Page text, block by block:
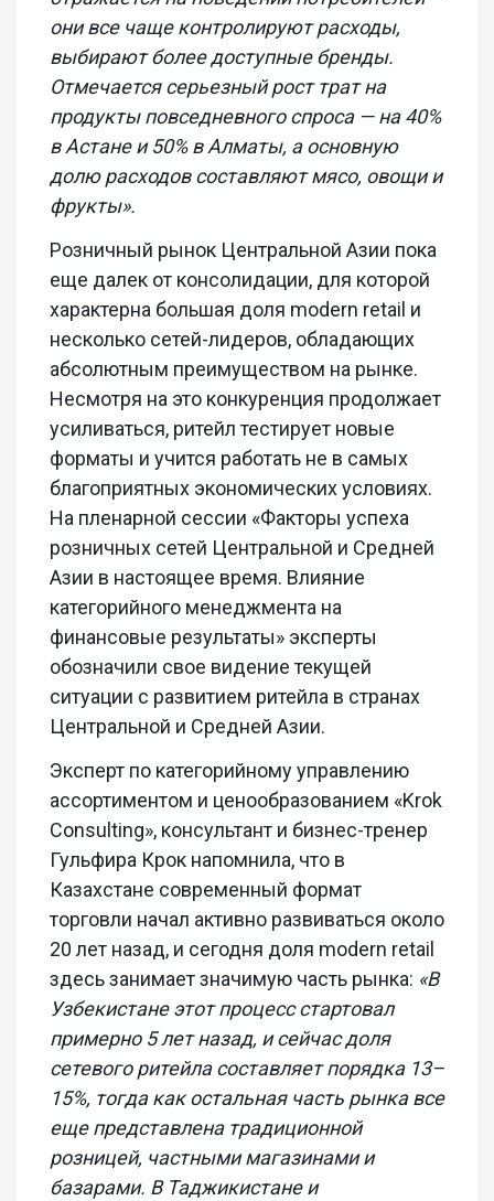
они все чаще контролируют расходы,
выбирают более доступные бренды.
Отмечается серьезный рост трат на
продукты повседневного спроса — на 40%
в Астане и 50% в Алматы, а основную
долю расходов составляют мясо, овощи и
фрукты».
Розничный рынок Центральной Азии пока
еще далек от консолидации, для которой
характерна большая доля modern retail и
несколько сетей-лидеров, обладающих
абсолютным преимуществом на рынке.
Несмотря на это конкуренция продолжает
усиливаться, ритейл тестирует новые
форматы и учится работать не в самых
благоприятных экономических условиях.
На пленарной сессии «Факторы успеха
розничных сетей Центральной и Средней
Азии в настоящее время. Влияние
категорийного менеджмента на
финансовые результаты» эксперты
обозначили свое видение текущей
ситуации с развитием ритейла в странах
Центральной и Средней Азии.
Эксперт по категорийному управлению
ассортиментом и ценообразованием «Krok
Consulting», консультант и бизнес-тренер
Гульфира Крок напомнила, что в
Казахстане современный формат
торговли начал активно развиваться около
20 лет назад, и сегодня доля modern retail
здесь занимает значимую часть рынка: «В
Узбекистане этот процесс стартовал
примерно 5 лет назад, и сейчас доля
сетевого ритейла составляет порядка 13–
15%, тогда как остальная часть рынка все
еще представлена традиционной
розницей, частными магазинами и
базарами. В Таджикистане и